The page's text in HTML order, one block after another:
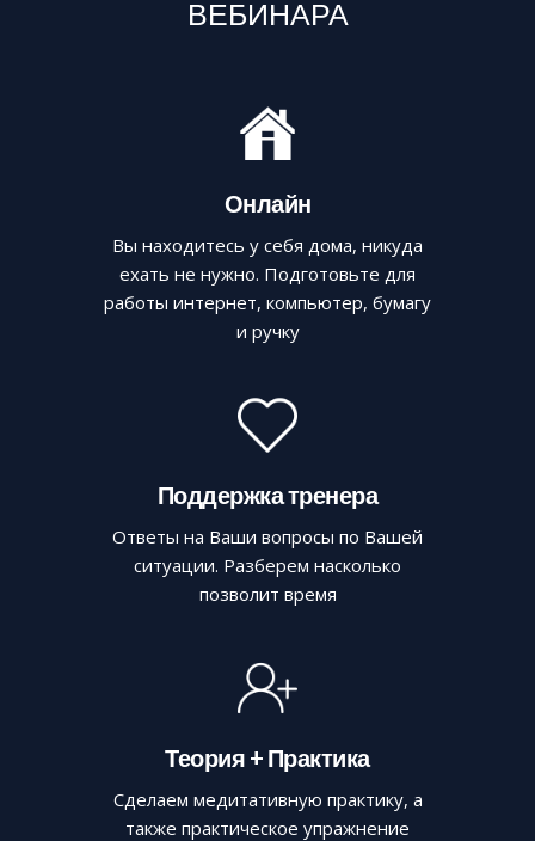
ВЕБИНАРА
Онлайн
Вы находитесь у себя дома, никуда
ехать не нужно. Подготовьте для
работы интернет, компьютер, бумагу
и ручку
Поддержка тренера
Ответы на Ваши вопросы по Вашей
ситуации. Разберем насколько
позволит время
Теория + Практика
Сделаем медитативную практику, а
также практическое упражнение